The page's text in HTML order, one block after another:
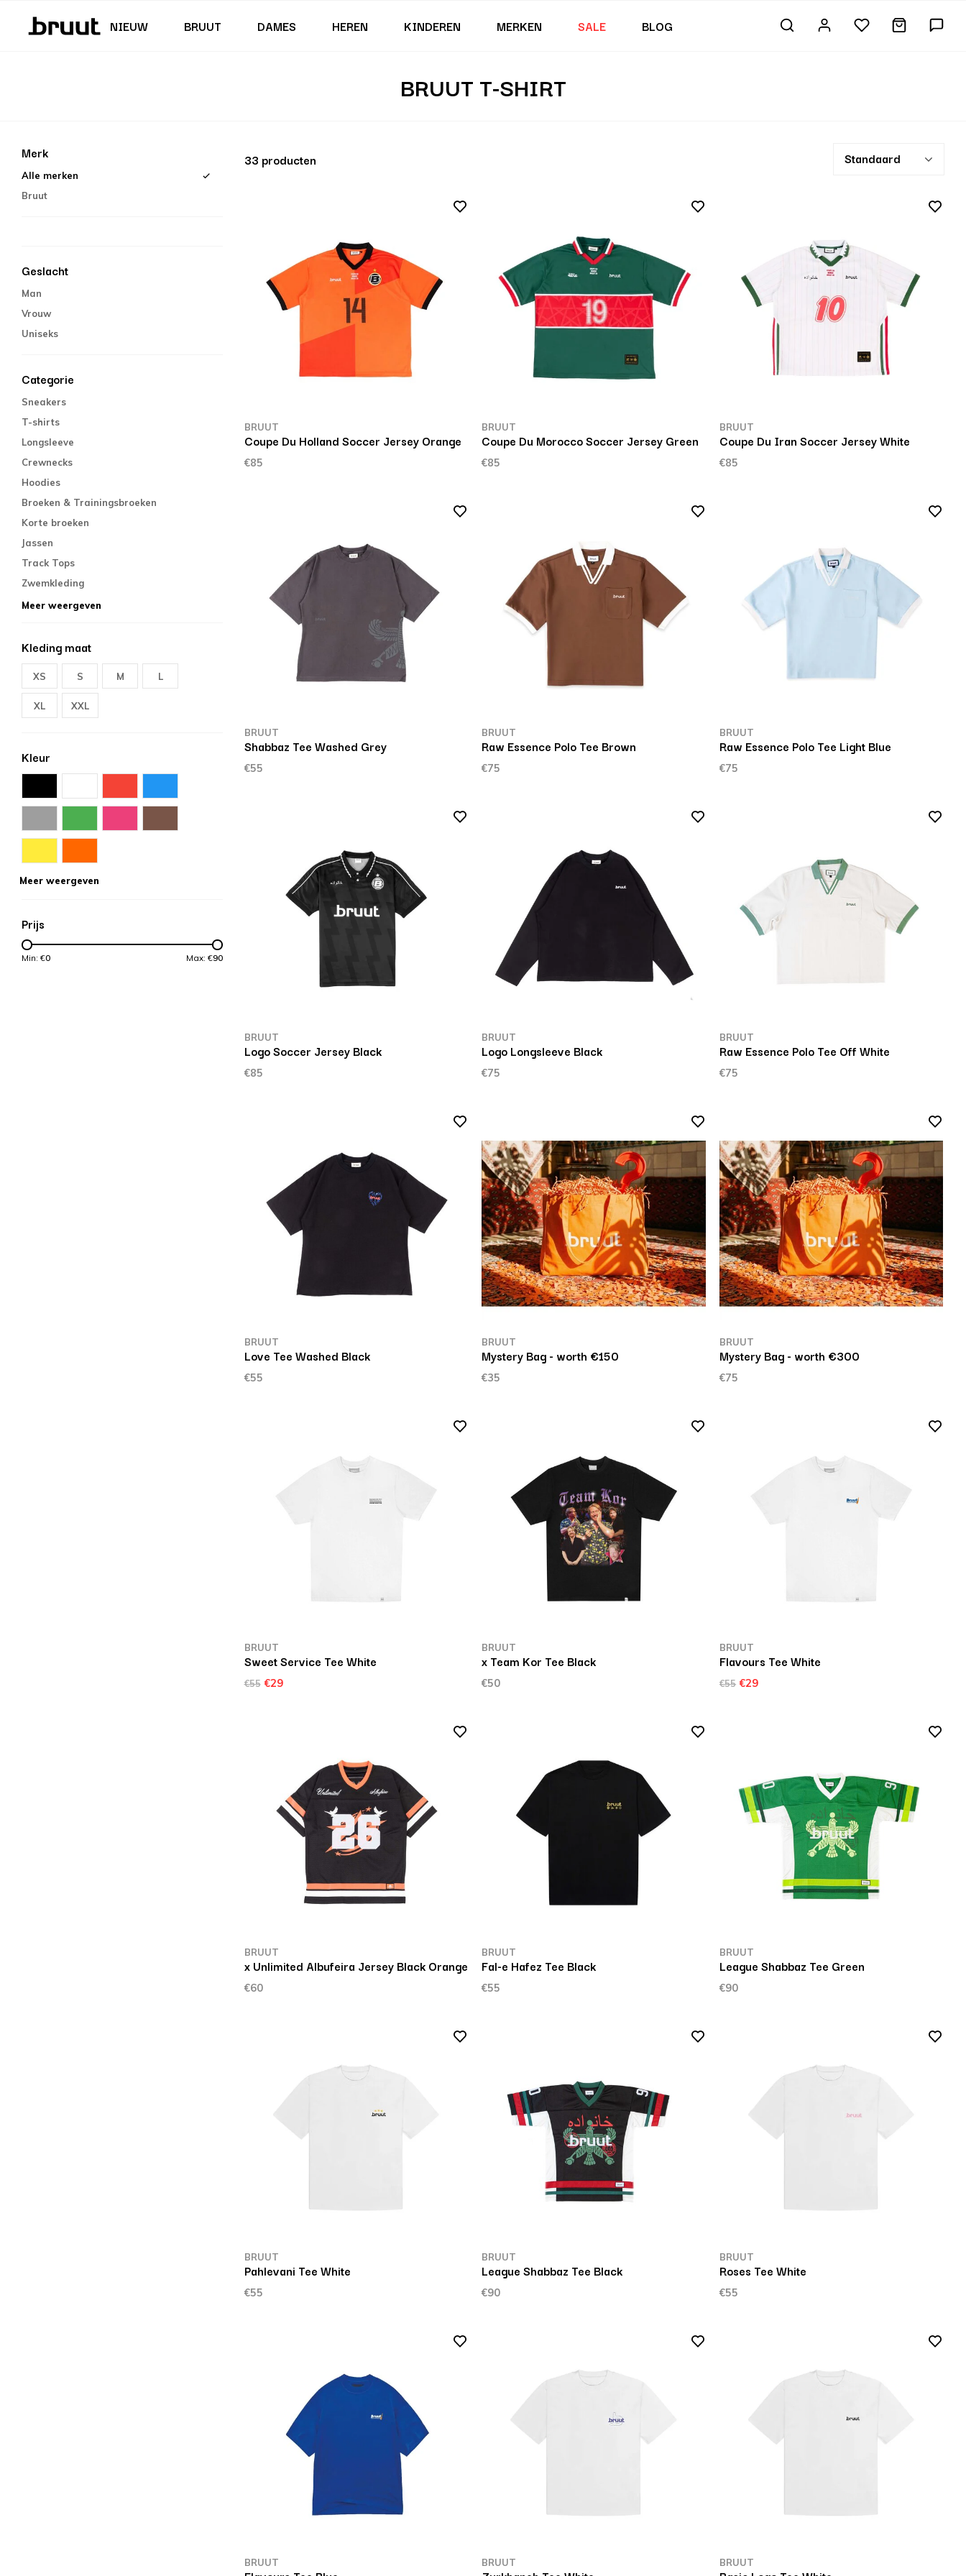
NIEUW BRUUT
Korte Broeken
DAMES
Rokken & Jurken
HEREN
Zwembroeken
KINDEREN
Junior (122 - 170 CM)
MERKEN SALE BLOG
BRUUT T-SHIRT
Merk
Alle merken
Bruut
Geslacht
Man
Vrouw
Uniseks
Categorie
Sneakers
T-shirts
Longsleeve
Crewnecks
Hoodies
Broeken & Trainingsbroeken
Korte broeken
Jassen
Track Tops
Zwemkleding
Meer weergeven
Kleding maat
XS S M L
XL XXL
Kleur
Meer weergeven
Prijs
Min: €0 Max: €90
33 producten Standaard
BRUUT
Coupe Du Holland Soccer Jersey Orange
€85
BRUUT
Coupe Du Morocco Soccer Jersey Green
€85
BRUUT
Coupe Du Iran Soccer Jersey White
€85
BRUUT
Shabbaz Tee Washed Grey
€55
BRUUT
Raw Essence Polo Tee Brown
€75
BRUUT
Raw Essence Polo Tee Light Blue
€75
BRUUT
Logo Soccer Jersey Black
€85
BRUUT
Logo Longsleeve Black
€75
BRUUT
Raw Essence Polo Tee Off White
€75
BRUUT
Love Tee Washed Black
€55
BRUUT
Mystery Bag - worth €150
€35
BRUUT
Mystery Bag - worth €300
€75
BRUUT
Sweet Service Tee White
€55 €29
BRUUT
x Team Kor Tee Black
€50
BRUUT
Flavours Tee White
€55 €29
BRUUT
x Unlimited Albufeira Jersey Black Orange
€60
BRUUT
Fal-e Hafez Tee Black
€55
BRUUT
League Shabbaz Tee Green
€90
BRUUT
Pahlevani Tee White
€55
BRUUT
League Shabbaz Tee Black
€90
BRUUT
Roses Tee White
€55
BRUUT BRUUT BRUUT